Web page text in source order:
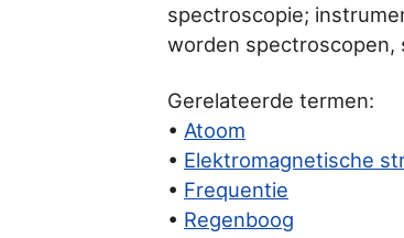
spectroscopie;
worden
Gerelateerde termen:
• Atoom
• Elektromagnetische
• Frequentie
• Regenboog